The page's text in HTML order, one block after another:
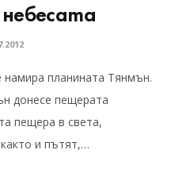
намира планината Тянмън.
донесе пещерата
пещера в света,
и пътят,…